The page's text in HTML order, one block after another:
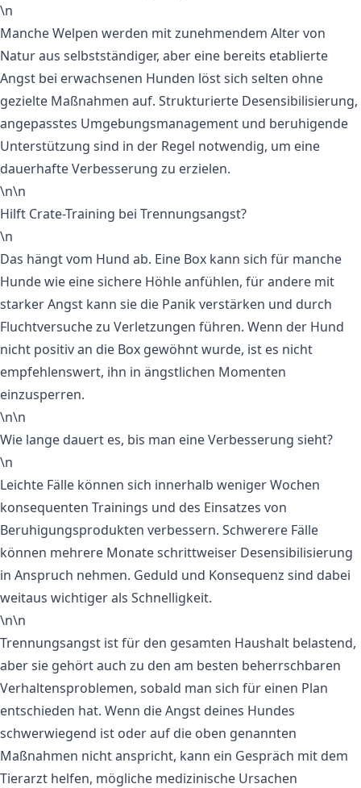
\n
Manche Welpen werden mit zunehmendem Alter von
Natur aus selbstständiger, aber eine bereits etablierte
Angst bei erwachsenen Hunden löst sich selten ohne
gezielte Maßnahmen auf. Strukturierte Desensibilisierung,
angepasstes Umgebungsmanagement und beruhigende
Unterstützung sind in der Regel notwendig, um eine
dauerhafte Verbesserung zu erzielen.
\n\n
Hilft Crate-Training bei Trennungsangst?
\n
Das hängt vom Hund ab. Eine Box kann sich für manche
Hunde wie eine sichere Höhle anfühlen, für andere mit
starker Angst kann sie die Panik verstärken und durch
Fluchtversuche zu Verletzungen führen. Wenn der Hund
nicht positiv an die Box gewöhnt wurde, ist es nicht
empfehlenswert, ihn in ängstlichen Momenten
einzusperren.
\n\n
Wie lange dauert es, bis man eine Verbesserung sieht?
\n
Leichte Fälle können sich innerhalb weniger Wochen
konsequenten Trainings und des Einsatzes von
Beruhigungsprodukten verbessern. Schwerere Fälle
können mehrere Monate schrittweiser Desensibilisierung
in Anspruch nehmen. Geduld und Konsequenz sind dabei
weitaus wichtiger als Schnelligkeit.
\n\n
Trennungsangst ist für den gesamten Haushalt belastend,
aber sie gehört auch zu den am besten beherrschbaren
Verhaltensproblemen, sobald man sich für einen Plan
entschieden hat. Wenn die Angst deines Hundes
schwerwiegend ist oder auf die oben genannten
Maßnahmen nicht anspricht, kann ein Gespräch mit dem
Tierarzt helfen, mögliche medizinische Ursachen